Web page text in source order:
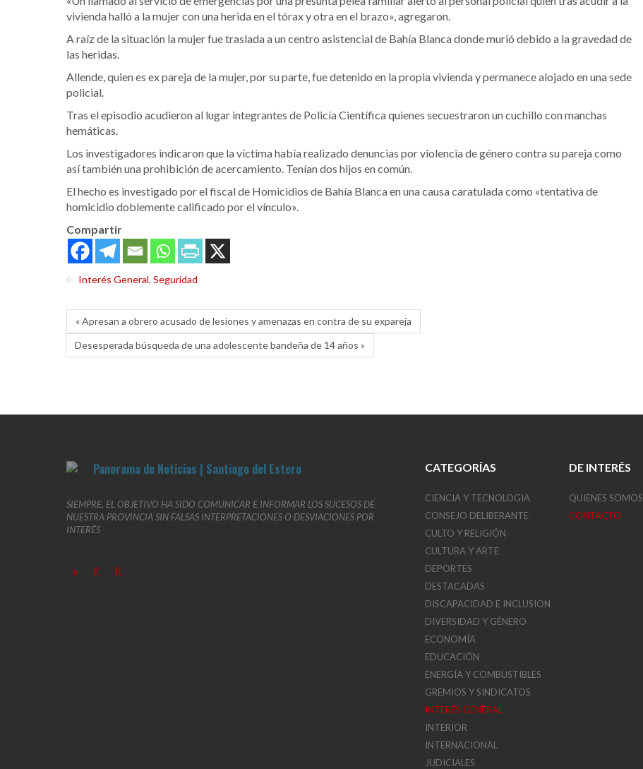
vivienda halló a la mujer con una herida en el tórax y otra en el brazo», agregaron.
A raíz de la situación la mujer fue traslada a un centro asistencial de Bahía Blanca donde murió debido a la gravedad de
las heridas.
Allende, quien es ex pareja de la mujer, por su parte, fue detenido en la propia vivienda y permanece alojado en una sede
policial.
Tras el episodio acudieron al lugar integrantes de Policía Científica quienes secuestraron un cuchillo con manchas
hemáticas.
Los investigadores indicaron que la víctima había realizado denuncias por violencia de género contra su pareja como
así también una prohibición de acercamiento. Tenían dos hijos en común.
El hecho es investigado por el fiscal de Homicidios de Bahía Blanca en una causa caratulada como «tentativa de
homicidio doblemente calificado por el vínculo».
Compartir
Interés General, Seguridad
« Apresan a obrero acusado de lesiones y amenazas en contra de su expareja
Desesperada búsqueda de una adolescente bandeña de 14 años »
SIEMPRE, EL OBJETIVO HA SIDO COMUNICAR E INFORMAR LOS SUCESOS DE
NUESTRA PROVINCIA SIN FALSAS INTERPRETACIONES O DESVIACIONES POR
INTERÉS
CATEGORÍAS
CIENCIA Y TECNOLOGIA
CONSEJO DELIBERANTE
CULTO Y RELIGIÓN
CULTURA Y ARTE
DEPORTES
DESTACADAS
DISCAPACIDAD E INCLUSION
DIVERSIDAD Y GÉNERO
ECONOMÍA
EDUCACIÓN
ENERGÍA Y COMBUSTIBLES
GREMIOS Y SINDICATOS
INTERÉS GENERAL
INTERIOR
INTERNACIONAL
JUDICIALES
DE INTERÉS
QUIENES SOMOS
CONTACTO